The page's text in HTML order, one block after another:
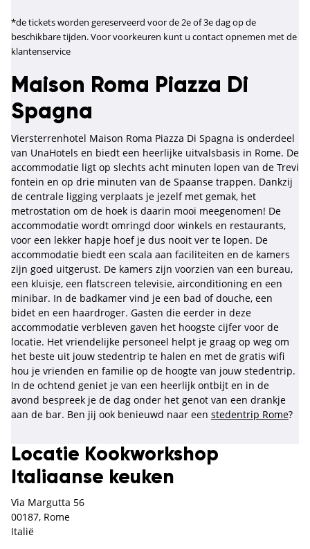
*de tickets worden gereserveerd voor de 2e of 3e dag op de
beschikbare tijden. Voor voorkeuren kunt u contact opnemen met de
klantenservice
Maison Roma Piazza Di
Spagna
Viersterrenhotel Maison Roma Piazza Di Spagna is onderdeel
van UnaHotels en biedt een heerlijke uitvalsbasis in Rome. De
accommodatie ligt op slechts acht minuten lopen van de Trevi
fontein en op drie minuten van de Spaanse trappen. Dankzij
de centrale ligging verplaats je jezelf met gemak, het
metrostation om de hoek is daarin mooi meegenomen! De
accommodatie wordt omringd door winkels en restaurants,
voor een lekker hapje hoef je dus nooit ver te lopen. De
accommodatie biedt een scala aan faciliteiten en de kamers
zijn goed uitgerust. De kamers zijn voorzien van een bureau,
een kluisje, een flatscreen televisie, airconditioning en een
minibar. In de badkamer vind je een bad of douche, een
bidet en een haardroger. Gasten die eerder in deze
accommodatie verbleven gaven het hoogste cijfer voor de
locatie. Het vriendelijke personeel helpt je graag op weg om
het beste uit jouw stedentrip te halen en met de gratis wifi
hou je vrienden en familie op de hoogte van jouw stedentrip.
In de ochtend geniet je van een heerlijk ontbijt en in de
avond bespreek je de dag onder het genot van een drankje
aan de bar. Ben jij ook benieuwd naar een stedentrip Rome?
Locatie Kookworkshop
Italiaanse keuken
Via Margutta 56
00187, Rome
Italië